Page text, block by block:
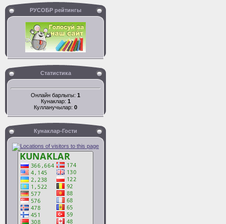
РУСОБР рейтингы
Статистика
Онлайн барлыгы: 1
Кунаклар: 1
Кулланучылар: 0
Кунаклар-Гости